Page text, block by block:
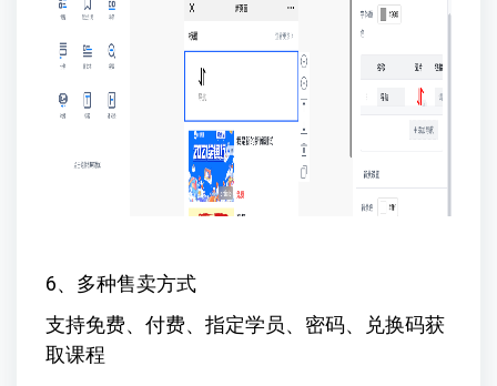
6、多种售卖方式
支持免费、付费、指定学员、密码、兑换码获
取课程